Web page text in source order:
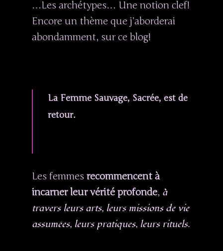
…Les archétypes… Une notion clef!
Encore un thème que j’aborderai
abondamment, sur ce blog!
La Femme Sauvage, Sacrée, est de
retour.
Les femmes recommencent à
incarner leur vérité profonde, à
travers leurs arts, leurs missions de vie
assumées, leurs pratiques, leurs rituels.